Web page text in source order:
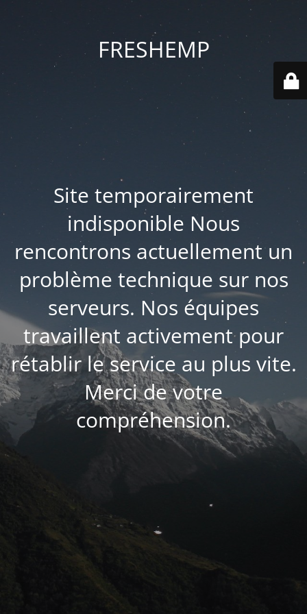
FRESHEMP
Site temporairement
indisponible Nous
rencontrons actuellement un
problème technique sur nos
serveurs. Nos équipes
travaillent activement pour
rétablir le service au plus vite.
Merci de votre
compréhension.